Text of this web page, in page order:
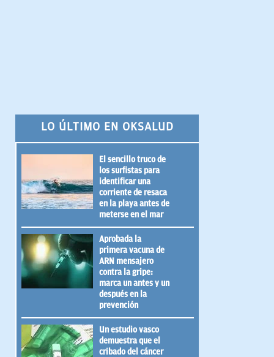
LO ÚLTIMO EN OKSALUD
El sencillo truco de
los surfistas para
identificar una
corriente de resaca
en la playa antes de
meterse en el mar
Aprobada la
primera vacuna de
ARN mensajero
contra la gripe:
marca un antes y un
después en la
prevención
Un estudio vasco
demuestra que el
cribado del cáncer